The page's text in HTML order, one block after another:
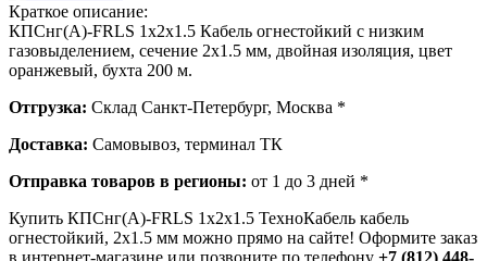
Краткое описание:
КПСнг(А)-FRLS 1х2х1.5 Кабель огнестойкий с низким
газовыделением, сечение 2х1.5 мм, двойная изоляция, цвет
оранжевый, бухта 200 м.
Отгрузка: Склад Санкт-Петербург, Москва *
Доставка: Самовывоз, терминал ТК
Отправка товаров в регионы: от 1 до 3 дней *
Купить КПСнг(А)-FRLS 1х2х1.5 ТехноКабель кабель
огнестойкий, 2х1.5 мм можно прямо на сайте! Оформите заказ
в интернет-магазине или позвоните по телефону +7 (812) 448-